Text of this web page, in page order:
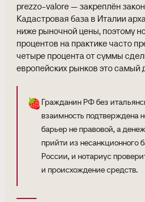
prezzo-valore — закреплён
Кадастровая база в Италии
ниже рыночной цены, поэтому
процентов на практике часто
четыре процента от суммы
европейских рынков это
🍓Гражданин РФ без
взаимность подтверждена
барьер не правовой, а
прийти из несанкционного
России, и нотариус
и происхождение средств.